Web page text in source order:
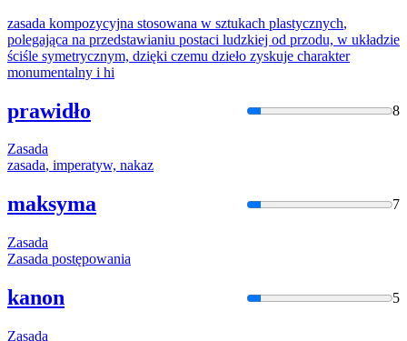
zasada kompozycyjna stosowana w sztukach plastycznych,
polegająca na przedstawianiu postaci ludzkiej od przodu, w układzie
ściśle symetrycznym, dzięki czemu dzieło zyskuje charakter
monumentalny i hi
prawidło 8
Zasada
zasada, imperatyw, nakaz
maksyma 7
Zasada
Zasada postępowania
kanon 5
Zasada